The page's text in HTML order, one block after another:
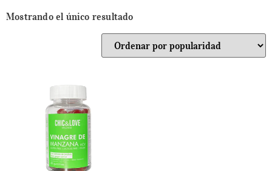
Mostrando el único resultado